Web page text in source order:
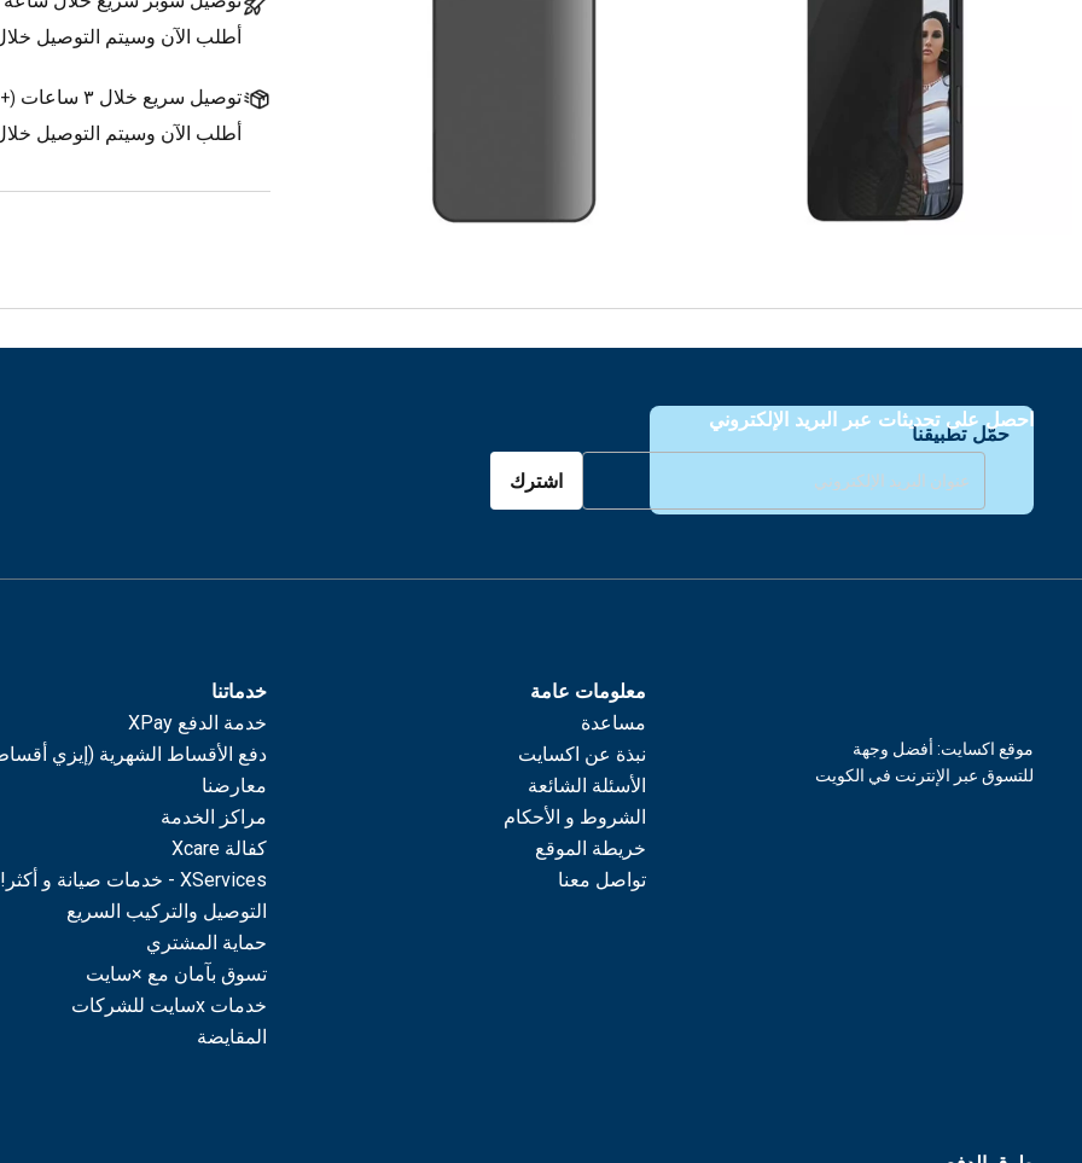
أطلب الآن وسيتم التوصيل
توصيل سريع خلال ٣ ساعات (+1.500 د.ك.
أطلب الآن وسيتم التوصيل خلال ٣
حمّل تطبيقنا
احصل على تحديثات عبر البريد الإلكتروني
اشترك
معلومات عامة
مساعدة
نبذة عن اكسايت
الأسئلة الشائعة
الشروط و الأحكام
خريطة الموقع
تواصل معنا
خدماتنا
خدمة الدفع XPay
دفع الأقساط الشهرية (إيزي
معارضنا
مراكز الخدمة
كفالة Xcare
XServices - خدمات صيانة و أكثر!
التوصيل والتركيب السريع
حماية المشتري
تسوق بآمان مع ×سايت
خدمات xسايت للشركات
المقايضة
موقع اكسايت: أفضل وجهة
للتسوق عبر الإنترنت في الكويت